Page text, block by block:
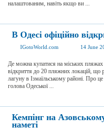
налаштованим, навіть якщо ви ...
В Одесі офіційно
IGotoWorld.com 14 June
Де можна купатися на міських пляжах
відкриття до 20 пляжних локацій, що
лагуну в Ізмаїльському районі. Про
голова Одеської ...
Кемпінг на
наметі